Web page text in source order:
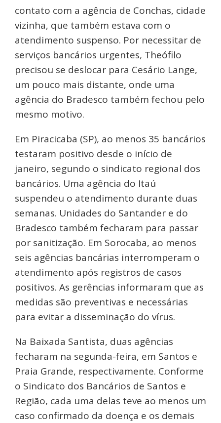
contato com a agência de Conchas, cidade
vizinha, que também estava com o
atendimento suspenso. Por necessitar de
serviços bancários urgentes, Theófilo
precisou se deslocar para Cesário Lange,
um pouco mais distante, onde uma
agência do Bradesco também fechou pelo
mesmo motivo.
Em Piracicaba (SP), ao menos 35 bancários
testaram positivo desde o início de
janeiro, segundo o sindicato regional dos
bancários. Uma agência do Itaú
suspendeu o atendimento durante duas
semanas. Unidades do Santander e do
Bradesco também fecharam para passar
por sanitização. Em Sorocaba, ao menos
seis agências bancárias interromperam o
atendimento após registros de casos
positivos. As gerências informaram que as
medidas são preventivas e necessárias
para evitar a disseminação do vírus.
Na Baixada Santista, duas agências
fecharam na segunda-feira, em Santos e
Praia Grande, respectivamente. Conforme
o Sindicato dos Bancários de Santos e
Região, cada uma delas teve ao menos um
caso confirmado da doença e os demais